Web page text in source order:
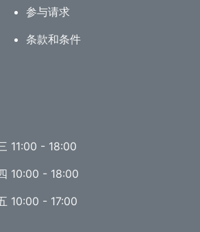
参与请求
条款和条件
11:00 - 18:00
10:00 - 18:00
10:00 - 17:00